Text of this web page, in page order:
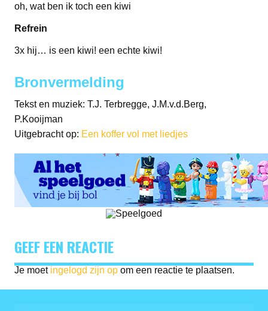
oh, wat ben ik toch een kiwi
Refrein
3x hij… is een kiwi! een echte kiwi!
Bronvermelding
Tekst en muziek: T.J. Terbregge, J.M.v.d.Berg,
P.Kooijman
Uitgebracht op: Een koffer vol met liedjes
GEEF EEN REACTIE
Je moet ingelogd zijn op om een reactie te plaatsen.